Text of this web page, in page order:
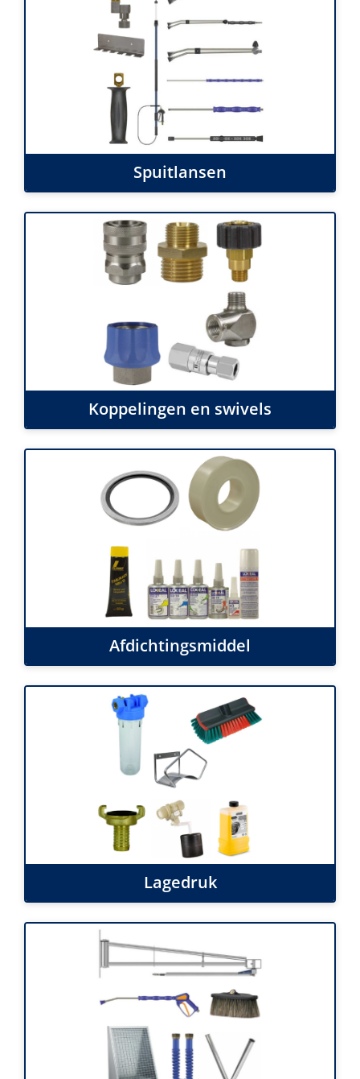
Spuitlansen
Koppelingen en swivels
Afdichtingsmiddel
Lagedruk